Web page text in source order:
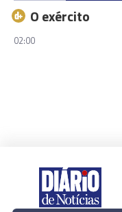
O exército
02:00